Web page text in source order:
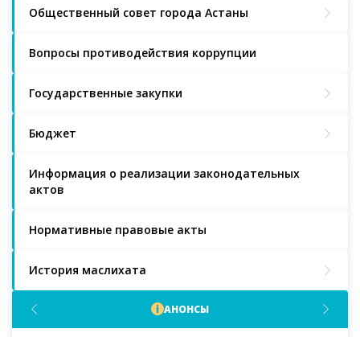
Общественный совет города Астаны
Вопросы противодействия коррупции
Государственные закупки
Бюджет
Информация о реализации законодательных
актов
Нормативные правовые акты
История маслихата
АНОНСЫ